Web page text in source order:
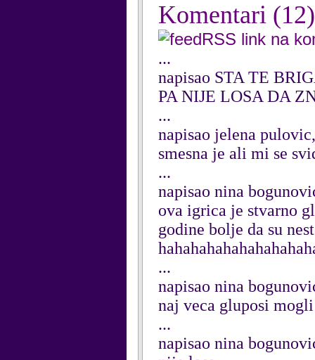
Komentari (12)
RSS link na
...
napisao STA TE
PA NIJE LOSA DA
...
napisao jelena
smesna je ali mi se
...
napisao nina
ova igrica je stvarno
godine bolje da su
...
napisao nina
naj veca gluposi
...
napisao nina